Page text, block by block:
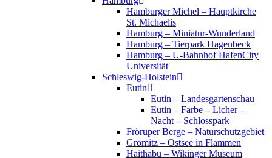
Hamburger Michel – Hauptkirche
St. Michaelis
Hamburg – Miniatur-Wunderland
Hamburg – Tierpark Hagenbeck
Hamburg – U-Bahnhof HafenCity
Universität
Schleswig-Holstein
Eutin
Eutin – Landesgartenschau
Eutin – Farbe – Licher –
Nacht – Schlosspark
Fröruper Berge – Naturschutzgebiet
Grömitz – Ostsee in Flammen
Haithabu – Wikinger Museum